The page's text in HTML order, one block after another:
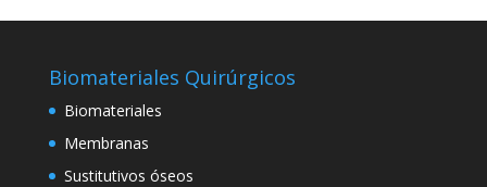
Biomateriales Quirúrgicos
Biomateriales
Membranas
Sustitutivos óseos